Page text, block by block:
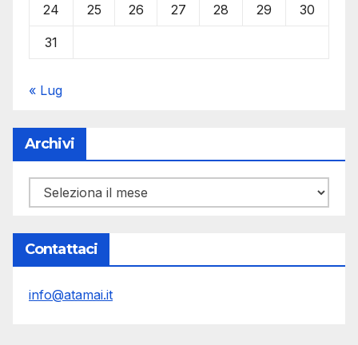
24 25 26 27 28 29 30
31
« Lug
Archivi
Archivi
Contattaci
info@atamai.it